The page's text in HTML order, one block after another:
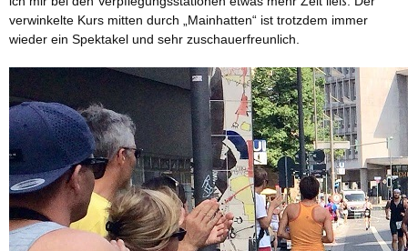
verwinkelte Kurs mitten durch „Mainhatten“ ist trotzdem immer
wieder ein Spektakel und sehr zuschauerfreunlich.